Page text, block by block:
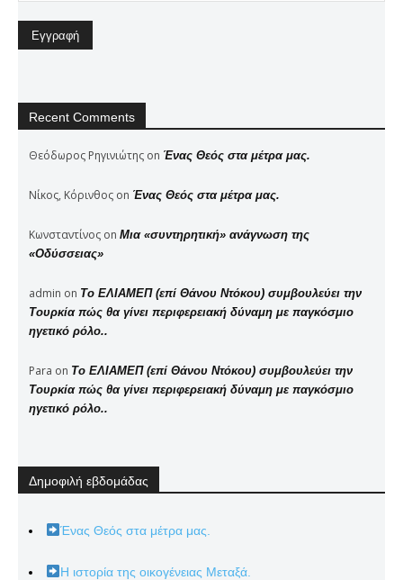
Recent Comments
Θεόδωρος Ρηγινιώτης on Ένας Θεός στα μέτρα μας.
Νίκος, Κόρινθος on Ένας Θεός στα μέτρα μας.
Κωνσταντίνος on Μια «συντηρητική» ανάγνωση της
«Οδύσσειας»
admin on Το ΕΛΙΑΜΕΠ (επί Θάνου Ντόκου) συμβουλεύει την
Τουρκία πώς θα γίνει περιφερειακή δύναμη με παγκόσμιο
ηγετικό ρόλο..
Para on Το ΕΛΙΑΜΕΠ (επί Θάνου Ντόκου) συμβουλεύει την
Τουρκία πώς θα γίνει περιφερειακή δύναμη με παγκόσμιο
ηγετικό ρόλο..
Δημοφιλή εβδομάδας
Ένας Θεός στα μέτρα μας.
Η ιστορία της οικογένειας Μεταξά.